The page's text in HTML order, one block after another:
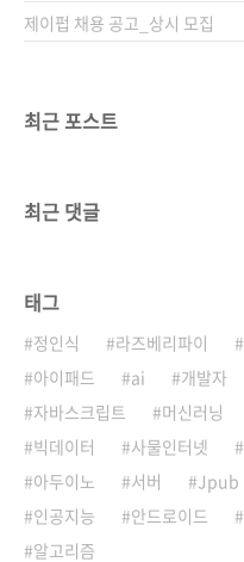
이며, 개인..
제이펍 채용 공고_상시 모집
최근 포스트
최근 댓글
태그
정인식 라즈베리파이
아이패드
ai 개발자
자바스크립트
머신러닝
빅데이터
사물인터넷
아두이노
서버 Jpub
인공지능
안드로이드
알고리즘